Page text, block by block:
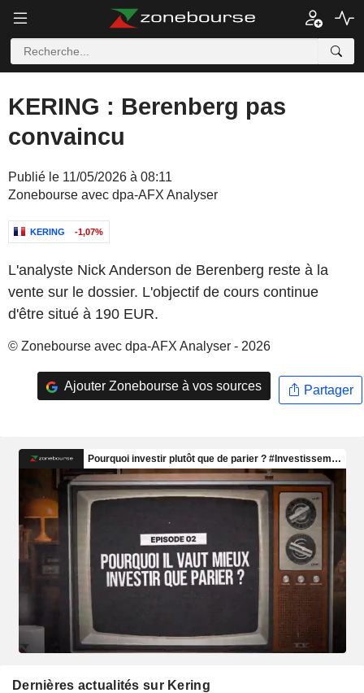
KERING : Berenberg pas
convaincu
Publié le 11/05/2026 à 08:11
Zonebourse avec dpa-AFX Analyser
KERING -1,07%
L'analyste Nick Anderson de Berenberg reste à la
vente sur le dossier. L'objectif de cours continue
d'être situé à 190 EUR.
© Zonebourse avec dpa-AFX Analyser - 2026
Ajouter Zonebourse à vos sources Partager
Dernières actualités sur Kering